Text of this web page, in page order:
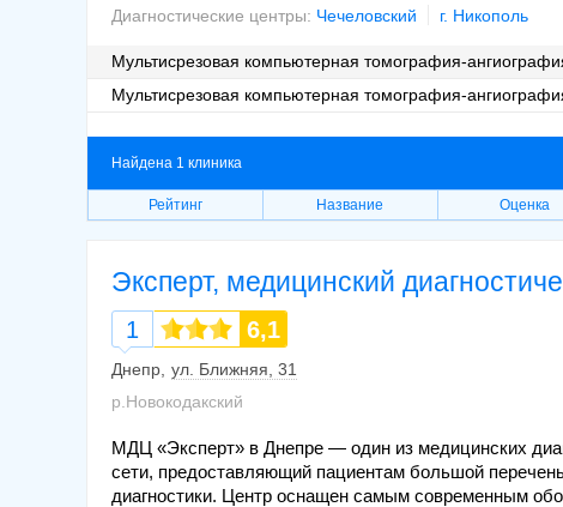
Диагностические центры: Чечеловский г. Никополь
Мультисрезовая компьютерная томография-
Мультисрезовая компьютерная томография-
Найдена 1 клиника
Рейтинг Название Оценка
Эксперт, медицинский
1 6,1
Днепр ул. Ближняя, 31
р.Новокодакский
МДЦ «Эксперт» в Днепре — один из медицинских
сети, предоставляющий пациентам большой
диагностики. Центр оснащен самым современным